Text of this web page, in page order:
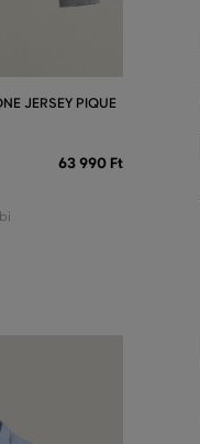
JERSEY PIQUE
63 990 Ft